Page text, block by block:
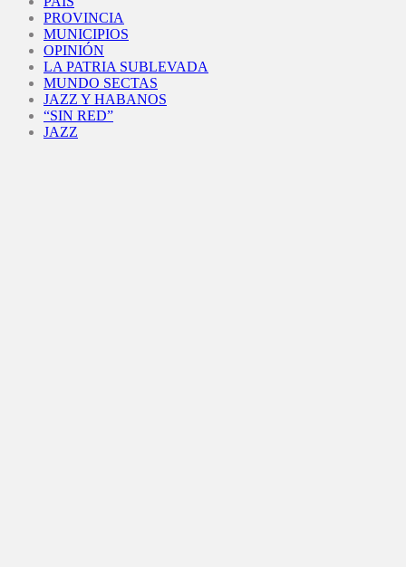
PROVINCIA
MUNICIPIOS
OPINIÓN
LA PATRIA SUBLEVADA
MUNDO SECTAS
JAZZ Y HABANOS
“SIN RED”
JAZZ